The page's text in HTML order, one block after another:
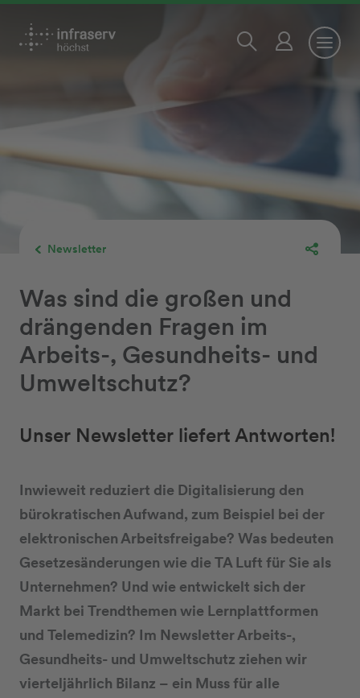
Newsletter
Was sind die großen und
drängenden Fragen im
Arbeits-, Gesundheits- und
Umweltschutz?
Unser Newsletter liefert Antworten!
Inwieweit reduziert die Digitalisierung den
bürokratischen Aufwand, zum Beispiel bei der
elektronischen Arbeitsfreigabe? Was bedeuten
Gesetzesänderungen wie die TA Luft für Sie als
Unternehmen? Und wie entwickelt sich der
Markt bei Trendthemen wie Lernplattformen
und Telemedizin? Im Newsletter Arbeits-,
Gesundheits- und Umweltschutz ziehen wir
vierteljährlich Bilanz – ein Muss für alle